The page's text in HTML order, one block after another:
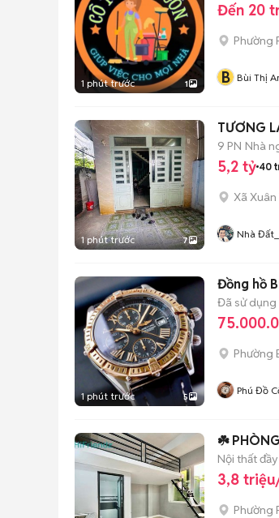
1 phút trước 1
Đến 20
Phường
B Bùi Thị
1 phút trước 7
TƯƠNG
9 PN Nhà
5,2 tỷ 40
Xã Xuân
Nhà
1 phút trước 5
Đồng hồ
Đã sử dụng
Phường
Phú Đồ
☘️
Nội thất
3,8
Phường